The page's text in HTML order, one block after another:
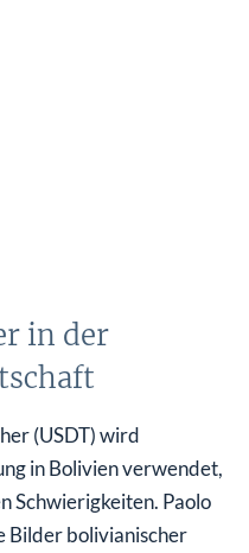
in der
(USDT) wird
in Bolivien verwendet,
Schwierigkeiten. Paolo
Bilder bolivianischer